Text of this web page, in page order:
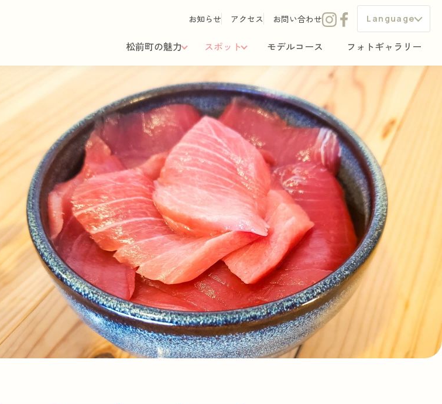
松前町の魅力 スポット モデルコース フォトギャラリー
お知らせ アクセス お問い合わせ Language